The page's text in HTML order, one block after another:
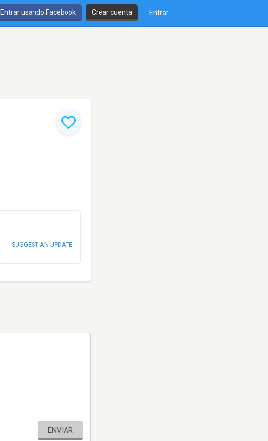
Entrar usando Facebook Crear cuenta Entrar
SUGGEST AN UPDATE
ENVIAR